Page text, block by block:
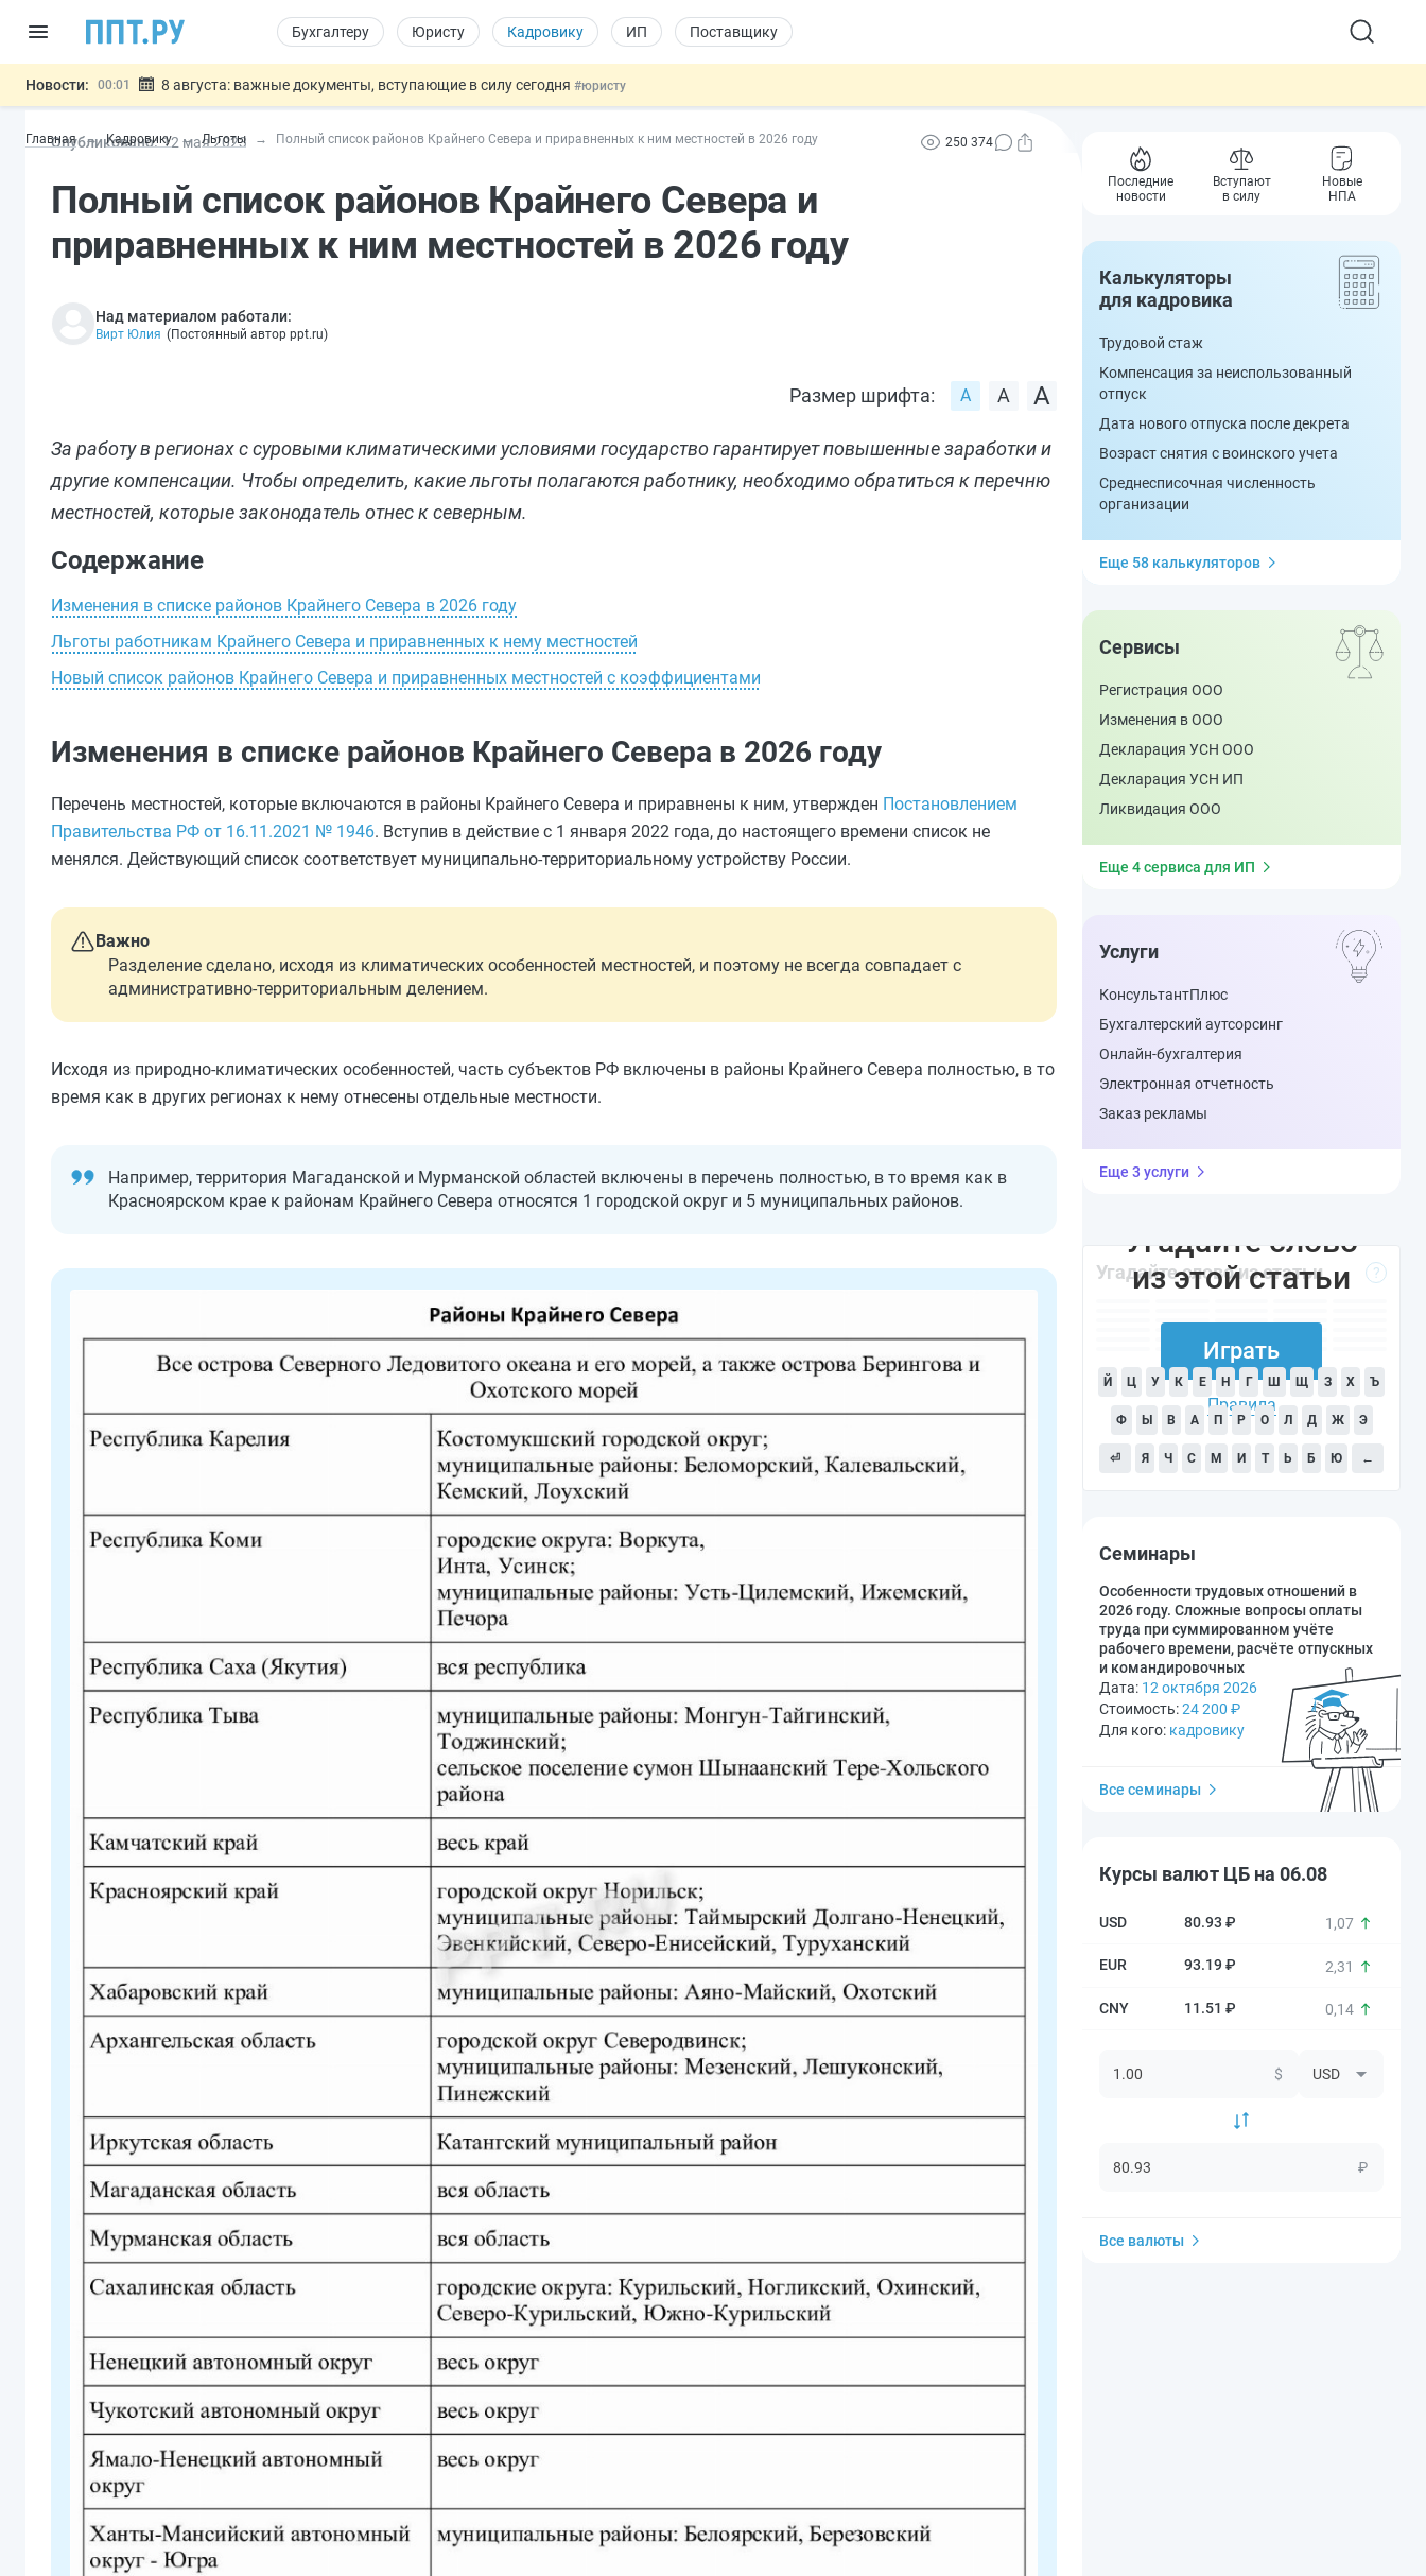
Бухгалтеру Юристу Кадровику ИП Поставщику
Новости: 00:01 8 августа: важные документы, вступающие в силу сегодня #юристу
07.08 Дистанционную работу беременных пропишут в ТК РФ#кадровику
07.08
Важно Разработают единые критерии трудовых и ГПХ-отношений#кадровику
Главная Кадровику Льготы Полный список районов Крайнего Севера и приравненных к ним местностей в 2026 году
Опубликовано: 12 мая 2023 250 374
Полный список районов Крайнего Севера и
приравненных к ним местностей в 2026 году
Над материалом работали:
Вирт Юлия (Постоянный автор ppt.ru)
Размер шрифта:
За работу в регионах с суровыми климатическими условиями государство гарантирует повышенные заработки и
другие компенсации. Чтобы определить, какие льготы полагаются работнику, необходимо обратиться к перечню
местностей, которые законодатель отнес к северным.
Содержание
Изменения в списке районов Крайнего Севера в 2026 году
Льготы работникам Крайнего Севера и приравненных к нему местностей
Новый список районов Крайнего Севера и приравненных местностей с коэффициентами
Изменения в списке районов Крайнего Севера в 2026 году
Перечень местностей, которые включаются в районы Крайнего Севера и приравнены к ним, утвержден Постановлением
Правительства РФ от 16.11.2021 № 1946. Вступив в действие с 1 января 2022 года, до настоящего времени список не
менялся. Действующий список соответствует муниципально-территориальному устройству России.
Важно
Разделение сделано, исходя из климатических особенностей местностей, и поэтому не всегда совпадает с
административно-территориальным делением.
Исходя из природно-климатических особенностей, часть субъектов РФ включены в районы Крайнего Севера полностью, в то
время как в других регионах к нему отнесены отдельные местности.
Например, территория Магаданской и Мурманской областей включены в перечень полностью, в то время как в
Красноярском крае к районам Крайнего Севера относятся 1 городской округ и 5 муниципальных районов.
Последние
новости
Вступают
в силу
Новые
НПА
Калькуляторы
для кадровика
Трудовой стаж
Компенсация за неиспользованный
отпуск
Дата нового отпуска после декрета
Возраст снятия с воинского учета
Среднесписочная численность
организации
Еще 58 калькуляторов
Сервисы
Регистрация ООО
Изменения в ООО
Декларация УСН ООО
Декларация УСН ИП
Ликвидация ООО
Еще 4 сервиса для ИП
Услуги
КонсультантПлюс
Бухгалтерский аутсорсинг
Онлайн-бухгалтерия
Электронная отчетность
Заказ рекламы
Еще 3 услуги
Угадайте слово из статьи ?
Угадайте слово
из этой статьи
Играть
Правила
Й Ц У К Е Н Г Ш Щ З Х Ъ
Ф Ы В А П Р О Л Д Ж Э
⏎ Я Ч С М И Т Ь Б Ю ←
Семинары
Особенности трудовых отношений в
2026 году. Сложные вопросы оплаты
труда при суммированном учёте
рабочего времени, расчёте отпускных
и командировочных
Дата: 12 октября 2026
Стоимость:24 200 ₽
Для кого: кадровику
Все семинары
Курсы валют ЦБ на 06.08
80.93 ₽ 1,07
93.19 ₽ 2,31
11.51 ₽ 0,14
$
₽
Все валюты